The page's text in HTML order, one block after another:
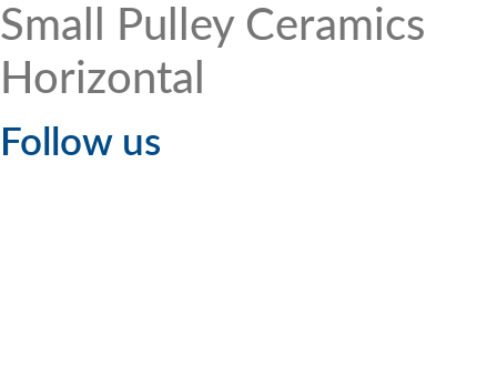
Small Pulley Ceramics
Horizontal
Follow us